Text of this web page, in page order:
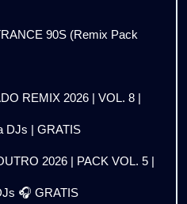
90S (Remix Pack
REMIX 2026 | VOL. 8 |
DJs | GRATIS
2026 | PACK VOL. 5 |
🎧 GRATIS